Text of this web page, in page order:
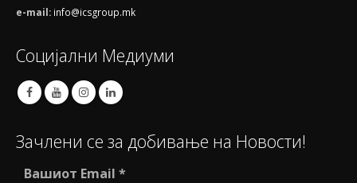
e-mail: info@icsgroup.mk
Социјални Медиуми
Зачлени се за добивање на Новости!
Вашиот Email *